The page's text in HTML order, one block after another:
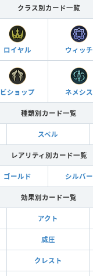
クラス別カード一覧
ロイヤル ウィッチ
ビショップ ネメシス
種類別カード一覧
スペル
レアリティ別カード一覧
ゴールド シルバー
効果別カード一覧
アクト
威圧
クレスト